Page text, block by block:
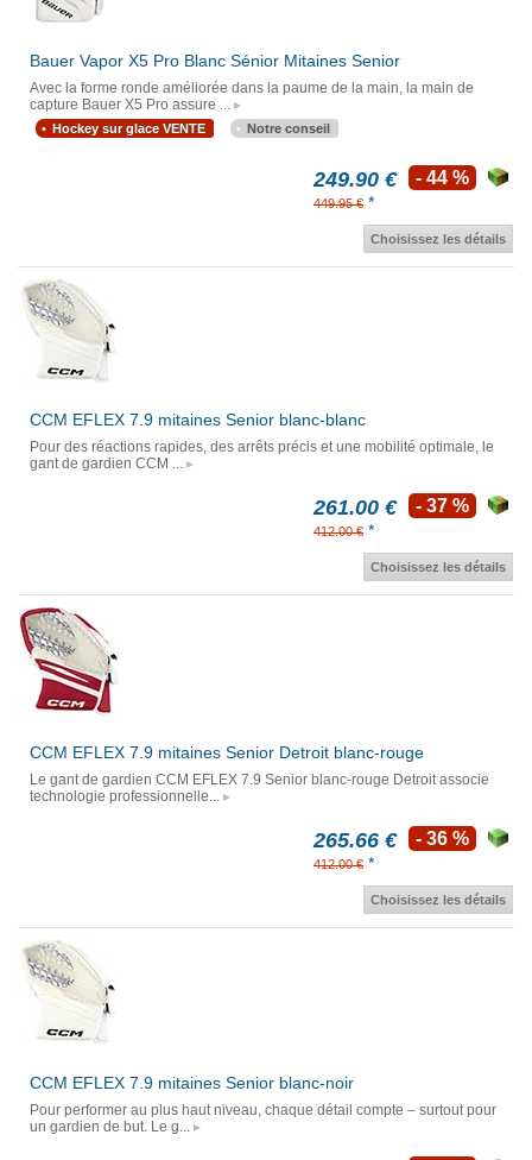
Bauer Vapor X5 Pro Blanc Sénior Mitaines Senior
Avec la forme ronde améliorée dans la paume de la main, la main de
capture Bauer X5 Pro assure ...
Hockey sur glace VENTE Notre conseil
249.90 €
449.95 € *
- 44 %
Choisissez les détails
CCM EFLEX 7.9 mitaines Senior blanc-blanc
Pour des réactions rapides, des arrêts précis et une mobilité optimale, le
gant de gardien CCM ...
261.00 €
412.00 € *
- 37 %
Choisissez les détails
CCM EFLEX 7.9 mitaines Senior Detroit blanc-rouge
Le gant de gardien CCM EFLEX 7.9 Senior blanc-rouge Detroit associe
technologie professionnelle...
265.66 €
412.00 € *
- 36 %
Choisissez les détails
CCM EFLEX 7.9 mitaines Senior blanc-noir
Pour performer au plus haut niveau, chaque détail compte – surtout pour
un gardien de but. Le g...